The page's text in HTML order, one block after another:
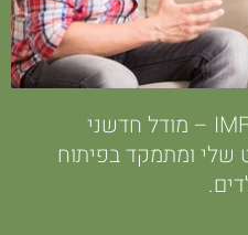
הדרכת הורים על פי מודל IMFP – מודל חדשני
שלי ומתמקד בפיתוח